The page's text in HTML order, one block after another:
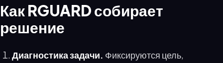
Как RGUARD собирает
решение
Диагностика задачи. Фиксируются цель,